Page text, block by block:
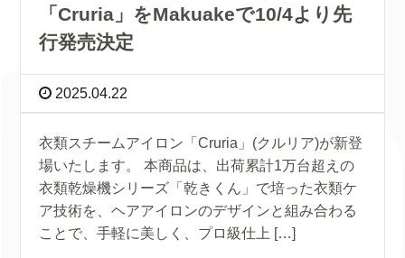
「Cruria」をMakuakeで10/4より先
行発売決定
2025.04.22
衣類スチームアイロン「Cruria」(クルリア)が新登
場いたします。 本商品は、出荷累計1万台超えの
衣類乾燥機シリーズ「乾きくん」で培った衣類ケ
ア技術を、ヘアアイロンのデザインと組み合わる
ことで、手軽に美しく、プロ級仕上 […]